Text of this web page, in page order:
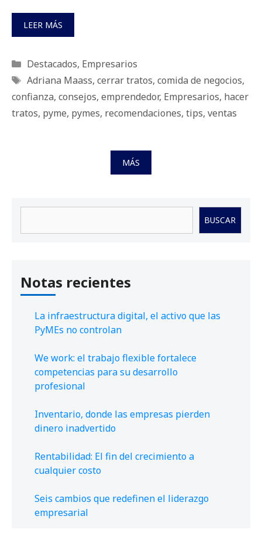
LEER MÁS
Categorías
Destacados, Empresarios
Etiquetas
Adriana Maass, cerrar tratos, comida de negocios,
confianza, consejos, emprendedor, Empresarios, hacer
tratos, pyme, pymes, recomendaciones, tips, ventas
MÁS
BUSCAR
Notas recientes
La infraestructura digital, el activo que las
PyMEs no controlan
We work: el trabajo flexible fortalece
competencias para su desarrollo
profesional
Inventario, donde las empresas pierden
dinero inadvertido
Rentabilidad: El fin del crecimiento a
cualquier costo
Seis cambios que redefinen el liderazgo
empresarial